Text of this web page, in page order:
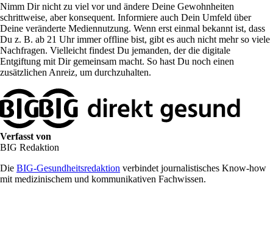
Nimm Dir nicht zu viel vor und ändere Deine Gewohnheiten
schrittweise, aber konsequent. Informiere auch Dein Umfeld über
Deine veränderte Mediennutzung. Wenn erst einmal bekannt ist, dass
Du z. B. ab 21 Uhr immer offline bist, gibt es auch nicht mehr so viele
Nachfragen. Vielleicht findest Du jemanden, der die digitale
Entgiftung mit Dir gemeinsam macht. So hast Du noch einen
zusätzlichen Anreiz, um durchzuhalten.
Verfasst von
BIG Redaktion
Die BIG-Gesundheitsredaktion verbindet journalistisches Know-how
mit medizinischem und kommunikativen Fachwissen.